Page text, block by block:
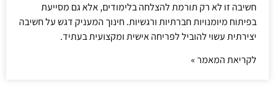
חשיבה זו לא רק תורמת להצלחה בלימודים, אלא גם מסייעת
בפיתוח מיומנויות חברתיות ורגשיות. חינוך המעניק דגש על חשיבה
יצירתית עשוי להוביל לפריחה אישית ומקצועית בעתיד.
לקריאת המאמר »